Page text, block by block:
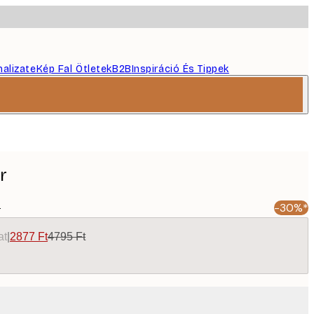
Kép Fal ÖtletekB2BInspiráció És Tippek
-30%*
2877 Ft4795 Ft